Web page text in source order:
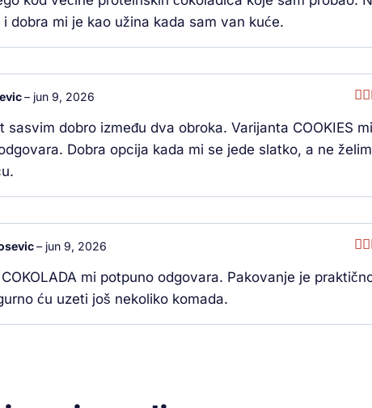
i dobra mi je kao užina kada sam van kuće.
sa5
– jun 9, 2026
sasvim dobro između dva obroka. Varijanta COOKIES mi
Dobra opcija kada mi se jede slatko, a ne
sa
– jun 9, 2026
mi potpuno odgovara. Pakovanje je
ću uzeti još nekoliko komada.